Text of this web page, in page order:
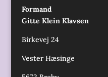
Formand
Gitte Klein Klavsen
Birkevej 24
Vester Hæsinge